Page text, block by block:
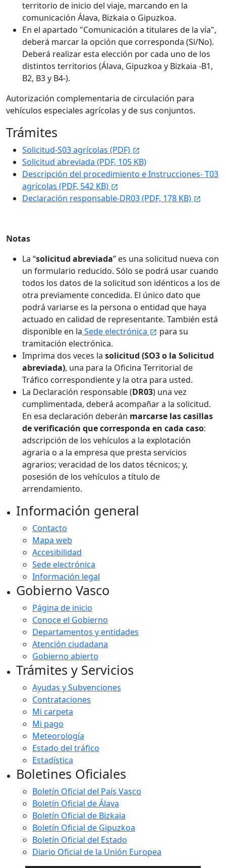
territorio de inicio del viaje, marcando en la
comunicación Álava, Bizkaia o Gipuzkoa.
En el apartado "Comunicación a titulares de la vía",
deberá marcar la opción que corresponda (Si/No).
Deberá realizar esta elección por cada uno de los
distintos territorios (Álava, Gipuzkoa y Bizkaia -B1,
B2, B3 y B4-).
Autorización complementaria de circulación para
vehículos especiales agrícolas y de sus conjuntos.
Trámites
Solicitud-S03 agrícolas (PDF)
Solicitud abreviada (PDF, 105 KB)
Descripción del procedimiento e Instrucciones- T03
agrícolas (PDF, 542 KB)
Declaración responsable-DR03 (PDF, 178 KB)
Notas
La “solicitud abreviada” es una solicitud nueva con
un formulario reducido. Sólo se podrá usar cuando
todos los datos de la solicitud son idénticos a los de
otra previamente concedida. El único dato que
podrá variarse es la persona o entidad que haya
actuado en calidad de representante. También está
disponible en la Sede electrónica
para su
tramitación electrónica.
Imprima dos veces la solicitud (SO3 o la Solicitud
abreviada), una para la Oficina Territorial de
Tráfico correspondiente y la otra para usted.
La Declaración responsable (DR03) una vez
cumplimentada, deberá acompañar a la solicitud.
En esa declaración deberán marcarse las casillas
de verificación que corresponda en cada caso:
adscripción de los vehículos a la explotación
agraria o a la empresa que presta servicios
agrarios; veracidad de los datos técnicos; y,
posesión de los vehículos a título de
arrendamiento.
Información general
Contacto
Mapa web
Accesibilidad
Sede electrónica
Información legal
Gobierno Vasco
Página de inicio
Conoce el Gobierno
Departamentos y entidades
Atención ciudadana
Gobierno abierto
Trámites y Servicios
Ayudas y Subvenciones
Contrataciones
Mi carpeta
Mi pago
Meteorología
Estado del tráfico
Estadística
Boletines Oficiales
Boletín Oficial del País Vasco
Boletín Oficial de Álava
Boletín Oficial de Bizkaia
Boletín Oficial de Gipuzkoa
Boletín Oficial del Estado
Diario Oficial de la Unión Europea